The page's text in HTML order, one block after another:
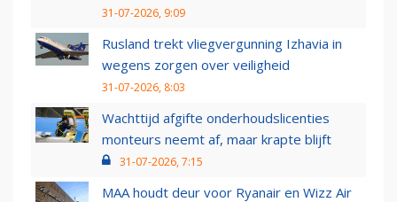
31-07-2026, 9:09
Rusland trekt vliegvergunning Izhavia in
wegens zorgen over veiligheid
31-07-2026, 8:03
Wachttijd afgifte onderhoudslicenties
monteurs neemt af, maar krapte blijft
31-07-2026, 7:15
MAA houdt deur voor Ryanair en Wizz Air